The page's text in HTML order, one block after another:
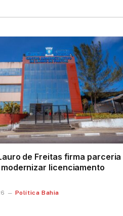
de Freitas firma parceria
modernizar licenciamento
Política Bahia